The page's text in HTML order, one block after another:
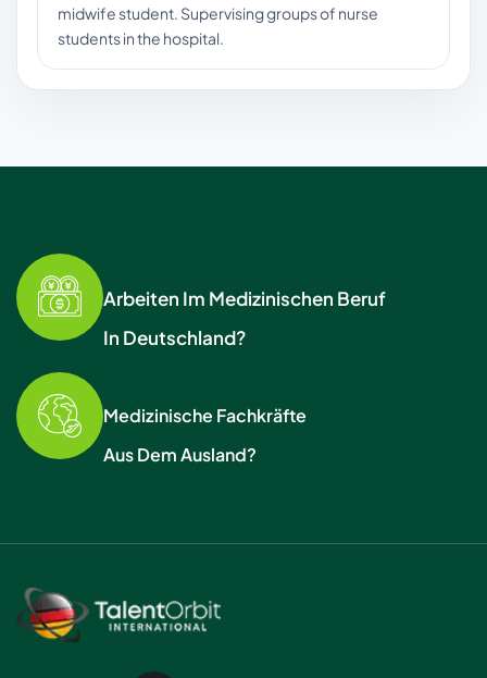
midwife student. Supervising groups of nurse
students in the hospital.
Arbeiten Im Medizinischen Beruf
In Deutschland?
Medizinische Fachkräfte
Aus Dem Ausland?